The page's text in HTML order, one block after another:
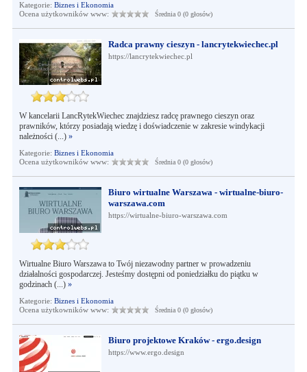
Kategorie: Biznes i Ekonomia
Ocena użytkowników www:
Średnia 0 (0 głosów)
Radca prawny cieszyn - lancrytekwiechec.pl
https://lancrytekwiechec.pl
W kancelarii LancRytekWiechec znajdziesz radcę prawnego cieszyn oraz
prawników, którzy posiadają wiedzę i doświadczenie w zakresie windykacji
należności (...) »
Kategorie: Biznes i Ekonomia
Ocena użytkowników www:
Średnia 0 (0 głosów)
Biuro wirtualne Warszawa - wirtualne-biuro-
warszawa.com
https://wirtualne-biuro-warszawa.com
Wirtualne Biuro Warszawa to Twój niezawodny partner w prowadzeniu
działalności gospodarczej. Jesteśmy dostępni od poniedziałku do piątku w
godzinach (...) »
Kategorie: Biznes i Ekonomia
Ocena użytkowników www:
Średnia 0 (0 głosów)
Biuro projektowe Kraków - ergo.design
https://www.ergo.design